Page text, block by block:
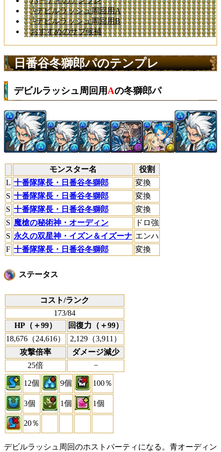
└デビルラッシュ周回用A
└デビルラッシュ周回用B
おすすめのサブ候補
日番谷冬獅郎パのテンプレ
デビルラッシュ周回用Aの冬獅郎パ
モンスター名
役割
L 十番隊隊長・日番谷冬獅郎
変換
S 十番隊隊長・日番谷冬獅郎
変換
S 十番隊隊長・日番谷冬獅郎
変換
S 魔槍の秘術神・オーディン
ドロ強
S 永久の双星神・イズン＆イズーナ エンハ
F 十番隊隊長・日番谷冬獅郎 変換
ステータス
コスト/ランク
173/84
HP（＋99）
回復力（＋99）
18,676（24,616）
2,129（3,911）
攻撃倍率
ダメージ減少
25倍
−
12個 9個 100％
3個 1個 1個
20％
デビルラッシュ周回のホストパーティになる。青オーディン